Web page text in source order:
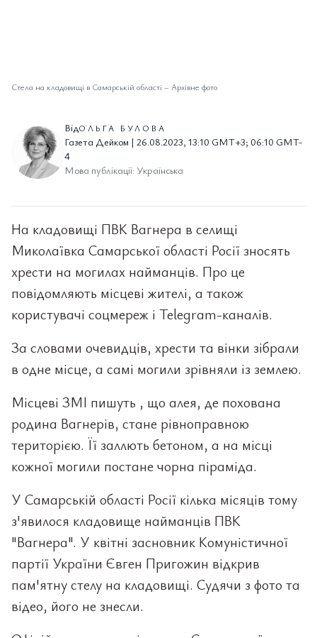
Стела на кладовищі в Самарській області – Архівне фото
ВідОЛЬГА БУЛОВА
Газета Дейком | 26.08.2023, 13:10 GMT+3; 06:10 GMT-
4
Мова публікації: Українська
На кладовищі ПВК Вагнера в селищі
Миколаївка Самарської області Росії зносять
хрести на могилах найманців. Про це
повідомляють місцеві жителі, а також
користувачі соцмереж і Telegram-каналів.
За словами очевидців, хрести та вінки зібрали
в одне місце, а самі могили зрівняли із землею.
Місцеві ЗМІ пишуть , що алея, де похована
родина Вагнерів, стане рівноправною
територією. Її заллють бетоном, а на місці
кожної могили постане чорна піраміда.
У Самарській області Росії кілька місяців тому
з'явилося кладовище найманців ПВК
"Вагнера". У квітні засновник Комуністичної
партії України Євген Пригожин відкрив
пам'ятну стелу на кладовищі. Судячи з фото та
відео, його не знесли.